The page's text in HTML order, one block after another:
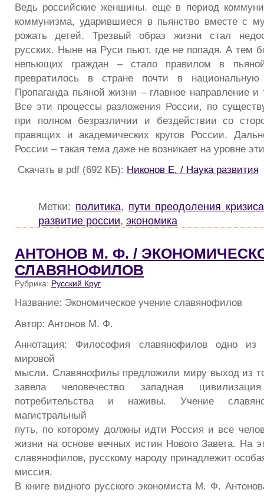
Ведь российские женшины. еще в период
коммунизма, ударившиеся в пьянство вместе с
рожать детей. Трезвый образ жизни стал
русских. Ныне на Руси пьют, где не попадя. А тем
непьющих граждан – стало правилом в
превратилось в стране почти в
Пропаганда пьяной жизни – главное направление
Все эти процессы разложения России, по
при полном безразличии и бездействии со
правящих и академических кругов России.
России – такая тема даже не возникает на уровне
Скачать в pdf (692 КБ): Никонов Е. / Наука развития
Метки: политика, пути преодоления
развитие россии, экономика
АНТОНОВ М. Ф. /
СЛАВЯНОФИЛОВ
Рубрика: Русский Круг
Название: Экономическое учение славянофилов
Автор: Антонов М. Ф.
Аннотация: Философия славянофилов одно
мировой
мысли. Славянофилы предложили миру выход из
завела человечество западная
потребительства и наживы. Учение
магистральный
путь, по которому должны идти Россия и все
жизни на основе вечных истин Нового Завета. На
славянофилов, русскому народу принадлежит
миссия.
В книге видного русского экономиста М. Ф.